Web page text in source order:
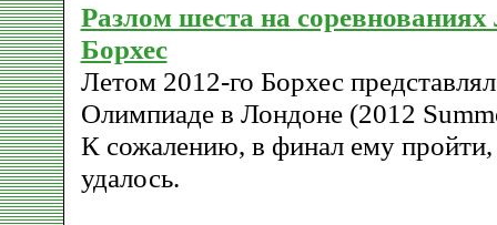
Разлом шеста на соревнованиях
Борхес
Летом 2012-го Борхес
Олимпиаде в Лондоне (2012
К сожалению, в финал ему пройти,
удалось.